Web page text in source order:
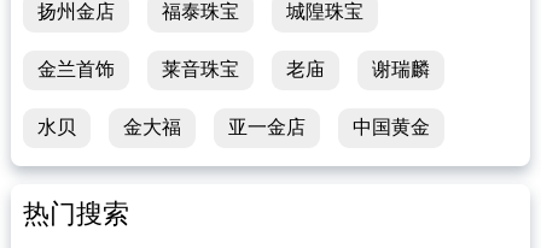
扬州金店 福泰珠宝 城隍珠宝
金兰首饰 莱音珠宝 老庙 谢瑞麟
水贝 金大福 亚一金店 中国黄金
热门搜索